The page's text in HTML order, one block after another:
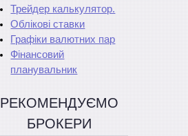
Трейдер калькулятор.
Облікові ставки
Графіки валютних пар
Фінансовий
планувальник
РЕКОМЕНДУЄМО
БРОКЕРИ